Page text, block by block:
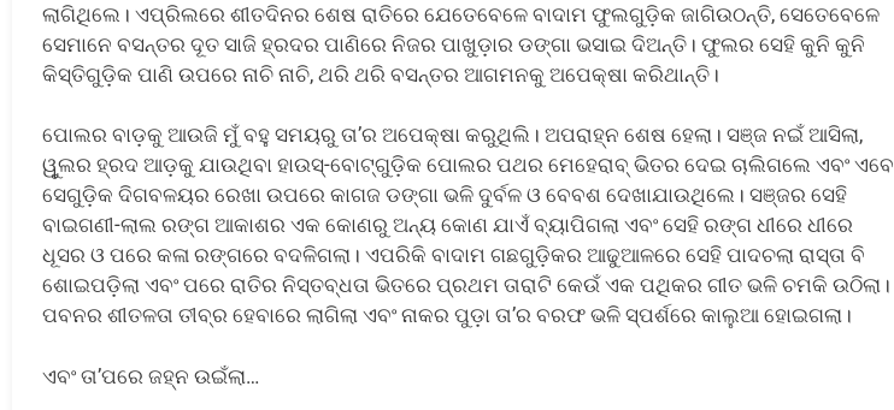
ଲାଗିଥିଲେ। ଏପ୍ରିଲରେ ଶୀତଦିନର ଶେଷ ରାତିରେ ଯେତେବେଳେ ବାଦାମ ଫୁଲଗୁଡ଼ିକ ଜାଗିଉଠନ୍ତି, ସେତେବେଳେ
ସେମାନେ ବସନ୍ତର ଦୂତ ସାଜି ହ୍ରଦର ପାଣିରେ ନିଜର ପାଖୁଡ଼ାର ଡଙ୍ଗା ଭସାଇ ଦିଅନ୍ତି। ଫୁଲର ସେହି କୁନି କୁନି
କିସ୍ତିଗୁଡ଼ିକ ପାଣି ଉପରେ ନାଚି ନାଚି, ଥରି ଥରି ବସନ୍ତର ଆଗମନକୁ ଅପେକ୍ଷା କରିଥାନ୍ତି।
ପୋଲର ବାଡ଼କୁ ଆଉଜି ମୁଁ ବହୁ ସମୟରୁ ତା’ର ଅପେକ୍ଷା କରୁଥିଲି। ଅପରାହ୍ନ ଶେଷ ହେଲା। ସଞ୍ଜ ନଇଁ ଆସିଲା,
ୱୁଲର ହ୍ରଦ ଆଡ଼କୁ ଯାଉଥିବା ହାଉସ୍-ବୋଟ୍‌ଗୁଡ଼ିକ ପୋଲର ପଥର ମେହେରାବ୍ ଭିତର ଦେଇ ଚାଲିଗଲେ ଏବଂ ଏବେ
ସେଗୁଡ଼ିକ ଦିଗବଳୟର ରେଖା ଉପରେ କାଗଜ ଡଙ୍ଗା ଭଳି ଦୁର୍ବଳ ଓ ବେବଶ ଦେଖାଯାଉଥିଲେ। ସଞ୍ଜର ସେହି
ବାଇଗଣୀ-ଲାଲ ରଙ୍ଗ ଆକାଶର ଏକ କୋଣରୁ ଅନ୍ୟ କୋଣ ଯାଏଁ ବ୍ୟାପିଗଲା ଏବଂ ସେହି ରଙ୍ଗ ଧୀରେ ଧୀରେ
ଧୂସର ଓ ପରେ କଳା ରଙ୍ଗରେ ବଦଳିଗଲା। ଏପରିକି ବାଦାମ ଗଛଗୁଡ଼ିକର ଆଢୁଆଳରେ ସେହି ପାଦଚଲା ରାସ୍ତା ବି
ଶୋଇପଡ଼ିଲା ଏବଂ ପରେ ରାତିର ନିସ୍ତବ୍ଧତା ଭିତରେ ପ୍ରଥମ ତାରାଟି କେଉଁ ଏକ ପଥିକର ଗୀତ ଭଳି ଚମକି ଉଠିଲା।
ପବନର ଶୀତଳତା ତୀବ୍ର ହେବାରେ ଲାଗିଲା ଏବଂ ନାକର ପୁଡ଼ା ତା’ର ବରଫ ଭଳି ସ୍ପର୍ଶରେ କାଲୁଆ ହୋଇଗଲା।
ଏବଂ ତା’ପରେ ଜହ୍ନ ଉଇଁଲା…